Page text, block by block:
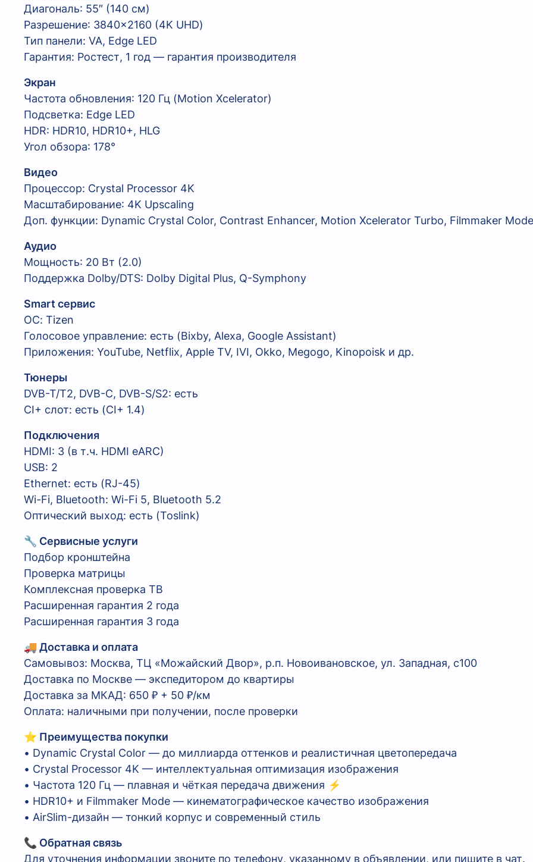
Диагональ: 55″ (140 см)
Разрешение: 3840×2160 (4K UHD)
Тип панели: VA, Edge LED
Гарантия: Ростест, 1 год — гарантия производителя
Экран
Частота обновления: 120 Гц (Motion Xcelerator)
Подсветка: Edge LED
HDR: HDR10, HDR10+, HLG
Угол обзора: 178°
Видео
Процессор: Crystal Processor 4K
Масштабирование: 4K Upscaling
Доп. функции: Dynamic Crystal Color, Contrast Enhancer, Motion Xcelerator Turbo, Filmmaker Mode
Аудио
Мощность: 20 Вт (2.0)
Поддержка Dolby/DTS: Dolby Digital Plus, Q-Symphony
Smart сервис
ОС: Tizen
Голосовое управление: есть (Bixby, Alexa, Google Assistant)
Приложения: YouTube, Netflix, Apple TV, IVI, Okko, Megogo, Kinopoisk и др.
Тюнеры
DVB-T/T2, DVB-C, DVB-S/S2: есть
CI+ слот: есть (CI+ 1.4)
Подключения
HDMI: 3 (в т.ч. HDMI eARC)
USB: 2
Ethernet: есть (RJ-45)
Wi-Fi, Bluetooth: Wi-Fi 5, Bluetooth 5.2
Оптический выход: есть (Toslink)
🔧 Сервисные услуги
Подбор кронштейна
Проверка матрицы
Комплексная проверка ТВ
Расширенная гарантия 2 года
Расширенная гарантия 3 года
🚚 Доставка и оплата
Самовывоз: Москва, ТЦ «Можайский Двор», р.п. Новоивановское, ул. Западная, с100
Доставка по Москве — экспедитором до квартиры
Доставка за МКАД: 650 ₽ + 50 ₽/км
Оплата: наличными при получении, после проверки
⭐ Преимущества покупки
• Dynamic Crystal Color — до миллиарда оттенков и реалистичная цветопередача
• Crystal Processor 4K — интеллектуальная оптимизация изображения
• Частота 120 Гц — плавная и чёткая передача движения ⚡
• HDR10+ и Filmmaker Mode — кинематографическое качество изображения
• AirSlim-дизайн — тонкий корпус и современный стиль
📞 Обратная связь
Для уточнения информации звоните по телефону, указанному в объявлении, или пишите в чат.